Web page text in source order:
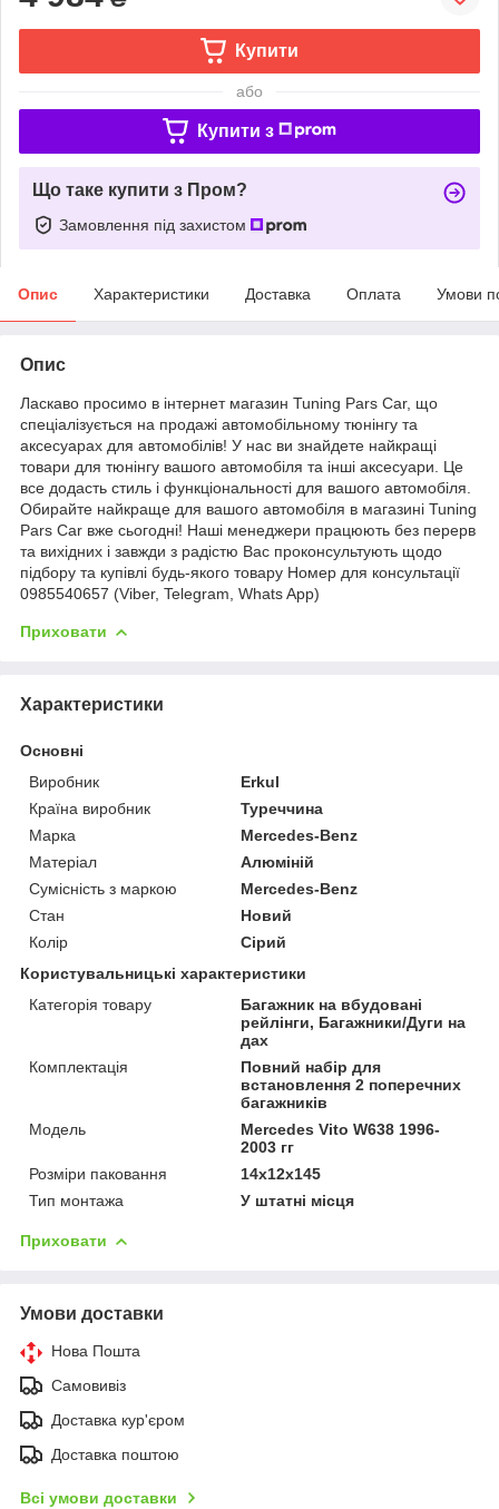
Купити
або
Купити з
Що таке купити з Пром?
Замовлення під захистом
Опис Характеристики Доставка Оплата Умови
Опис
Ласкаво просимо в інтернет магазин Tuning Pars Car, що
спеціалізується на продажі автомобільному тюнінгу та
аксесуарах для автомобілів! У нас ви знайдете найкращі
товари для тюнінгу вашого автомобіля та інші аксесуари. Це
все додасть стиль і функціональності для вашого автомобіля.
Обирайте найкраще для вашого автомобіля в магазині Tuning
Pars Car вже сьогодні! Наші менеджери працюють без перерв
та вихідних і завжди з радістю Вас проконсультують щодо
підбору та купівлі будь-якого товару Номер для консультації
0985540657 (Viber, Telegram, Whats App)
Приховати
Характеристики
Основні
Виробник
Erkul
Країна виробник
Туреччина
Марка
Mercedes-Benz
Матеріал
Алюміній
Сумісність з маркою
Mercedes-Benz
Стан
Новий
Колір
Сірий
Користувальницькі характеристики
Категорія товару
Багажник на вбудовані
рейлінги, Багажники/Дуги на
дах
Комплектація
Повний набір для
встановлення 2 поперечних
багажників
Мoдель
Mercedes Vito W638 1996-
2003 гг
Розміри паковання
14x12x145
Тип монтажа
У штатні місця
Приховати
Умови доставки
Нова Пошта
Самовивіз
Доставка кур'єром
Доставка поштою
Всі умови доставки